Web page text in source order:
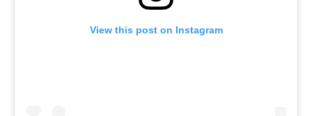
View this post on Instagram